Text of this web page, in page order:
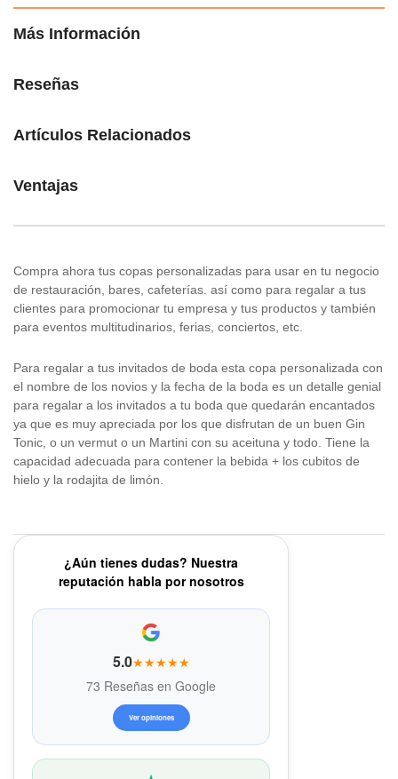
Más Información
Reseñas
Artículos Relacionados
Ventajas
Compra ahora tus copas personalizadas para usar en tu negocio
de restauración, bares, cafeterías. así como para regalar a tus
clientes para promocionar tu empresa y tus productos y también
para eventos multitudinarios, ferias, conciertos, etc.
Para regalar a tus invitados de boda esta copa personalizada con
el nombre de los novios y la fecha de la boda es un detalle genial
para regalar a los invitados a tu boda que quedarán encantados
ya que es muy apreciada por los que disfrutan de un buen Gin
Tonic, o un vermut o un Martini con su aceituna y todo. Tiene la
capacidad adecuada para contener la bebida + los cubitos de
hielo y la rodajita de limón.
¿Aún tienes dudas? Nuestra
reputación habla por nosotros
5.0★★★★★
73 Reseñas en Google
Ver opiniones